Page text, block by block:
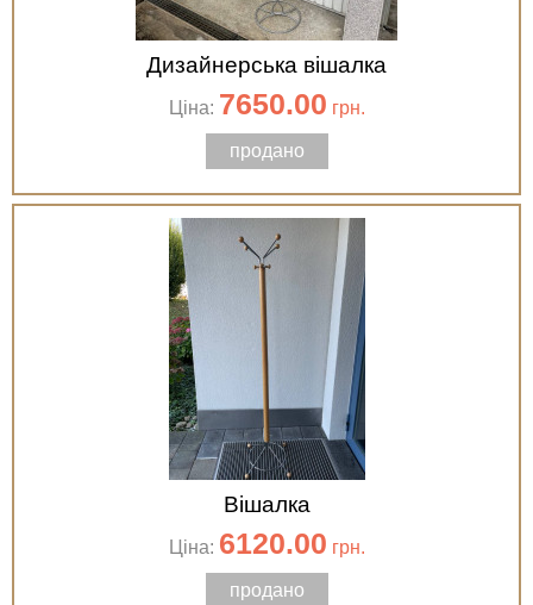
Дизайнерська вішалка
Ціна: 7650.00 грн.
продано
Вішалка
Ціна: 6120.00 грн.
продано